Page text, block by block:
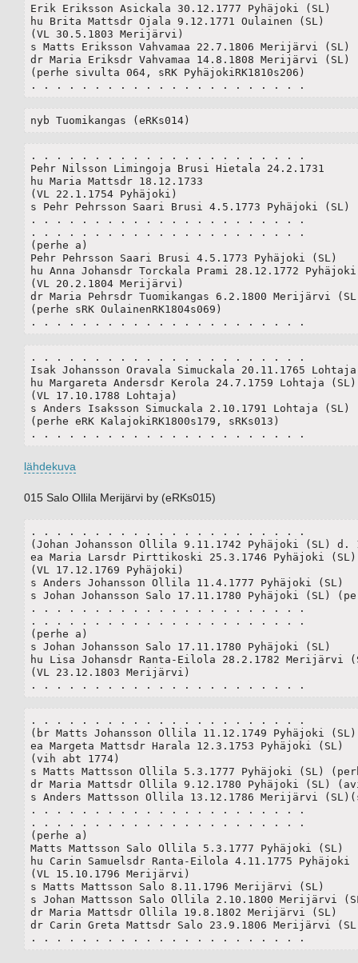
Erik Eriksson Asickala 30.12.1777 Pyhäjoki (SL)
hu Brita Mattsdr Ojala 9.12.1771 Oulainen (SL)
(VL 30.5.1803 Merijärvi)
s Matts Eriksson Vahvamaa 22.7.1806 Merijärvi (SL)
dr Maria Eriksdr Vahvamaa 14.8.1808 Merijärvi (SL)
(perhe sivulta 064, sRK PyhäjokiRK1810s206)
. . . . . . . . . . . . . . . . . . . . . .
nyb Tuomikangas (eRKs014)
. . . . . . . . . . . . . . . . . . . . . .
Pehr Nilsson Limingoja Brusi Hietala 24.2.1731
hu Maria Mattsdr 18.12.1733
(VL 22.1.1754 Pyhäjoki)
s Pehr Pehrsson Saari Brusi 4.5.1773 Pyhäjoki (SL)
. . . . . . . . . . . . . . . . . . . . . .
. . . . . . . . . . . . . . . . . . . . . .
(perhe a)
Pehr Pehrsson Saari Brusi 4.5.1773 Pyhäjoki (SL)
hu Anna Johansdr Torckala Prami 28.12.1772
(VL 20.2.1804 Merijärvi)
dr Maria Pehrsdr Tuomikangas 6.2.1800 Merijärvi
(perhe sRK OulainenRK1804s069)
. . . . . . . . . . . . . . . . . . . . . .
. . . . . . . . . . . . . . . . . . . . . .
Isak Johansson Oravala Simuckala 20.11.1765
hu Margareta Andersdr Kerola 24.7.1759 Lohtaja (SL)
(VL 17.10.1788 Lohtaja)
s Anders Isaksson Simuckala 2.10.1791 Lohtaja (SL)
(perhe eRK KalajokiRK1800s179, sRKs013)
. . . . . . . . . . . . . . . . . . . . . .
lähdekuva
015 Salo Ollila Merijärvi by (eRKs015)
. . . . . . . . . . . . . . . . . . . . . .
(Johan Johansson Ollila 9.11.1742 Pyhäjoki (SL) d.
ea Maria Larsdr Pirttikoski 25.3.1746 Pyhäjoki
(VL 17.12.1769 Pyhäjoki)
s Anders Johansson Ollila 11.4.1777 Pyhäjoki (SL)
s Johan Johansson Salo 17.11.1780 Pyhäjoki (SL)
. . . . . . . . . . . . . . . . . . . . . .
. . . . . . . . . . . . . . . . . . . . . .
(perhe a)
s Johan Johansson Salo 17.11.1780 Pyhäjoki (SL)
hu Lisa Johansdr Ranta-Eilola 28.2.1782 Merijärvi
(VL 23.12.1803 Merijärvi)
. . . . . . . . . . . . . . . . . . . . . .
. . . . . . . . . . . . . . . . . . . . . .
(br Matts Johansson Ollila 11.12.1749 Pyhäjoki
ea Margeta Mattsdr Harala 12.3.1753 Pyhäjoki (SL)
(vih abt 1774)
s Matts Mattsson Ollila 5.3.1777 Pyhäjoki (SL)
dr Maria Mattsdr Ollila 9.12.1780 Pyhäjoki (SL)
s Anders Mattsson Ollila 13.12.1786 Merijärvi
. . . . . . . . . . . . . . . . . . . . . .
. . . . . . . . . . . . . . . . . . . . . .
(perhe a)
Matts Mattsson Salo Ollila 5.3.1777 Pyhäjoki (SL)
hu Carin Samuelsdr Ranta-Eilola 4.11.1775 Pyhäjoki
(VL 15.10.1796 Merijärvi)
s Matts Mattsson Salo 8.11.1796 Merijärvi (SL)
s Johan Mattsson Salo Ollila 2.10.1800 Merijärvi
dr Maria Mattsdr Ollila 19.8.1802 Merijärvi (SL)
dr Carin Greta Mattsdr Salo 23.9.1806 Merijärvi
. . . . . . . . . . . . . . . . . . . . . .